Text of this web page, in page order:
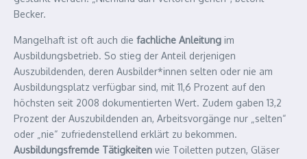
Becker.
Mangelhaft ist oft auch die fachliche Anleitung im
Ausbildungsbetrieb. So stieg der Anteil derjenigen
Auszubildenden, deren Ausbilder*innen selten oder nie am
Ausbildungsplatz verfügbar sind, mit 11,6 Prozent auf den
höchsten seit 2008 dokumentierten Wert. Zudem gaben 13,2
Prozent der Auszubildenden an, Arbeitsvorgänge nur „selten“
oder „nie“ zufriedenstellend erklärt zu bekommen.
Ausbildungsfremde Tätigkeiten wie Toiletten putzen, Gläser